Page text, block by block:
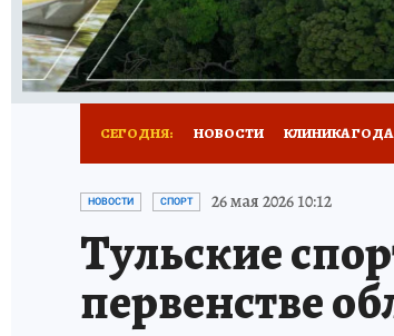
СЕГОДНЯ: НОВОСТИ КЛИНИКА ГОДА
ЗАПОВЕДНАЯ РОССИЯ
НОВОСТИ СПОРТ 26 мая 2026 10:12
Тульские
первенстве